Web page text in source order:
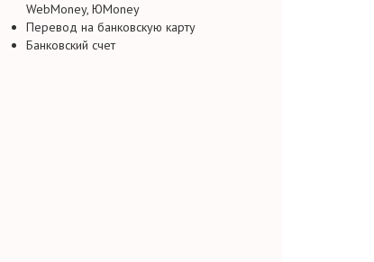
WebMoney, ЮMoney
Перевод на банковскую карту
Банковский счет